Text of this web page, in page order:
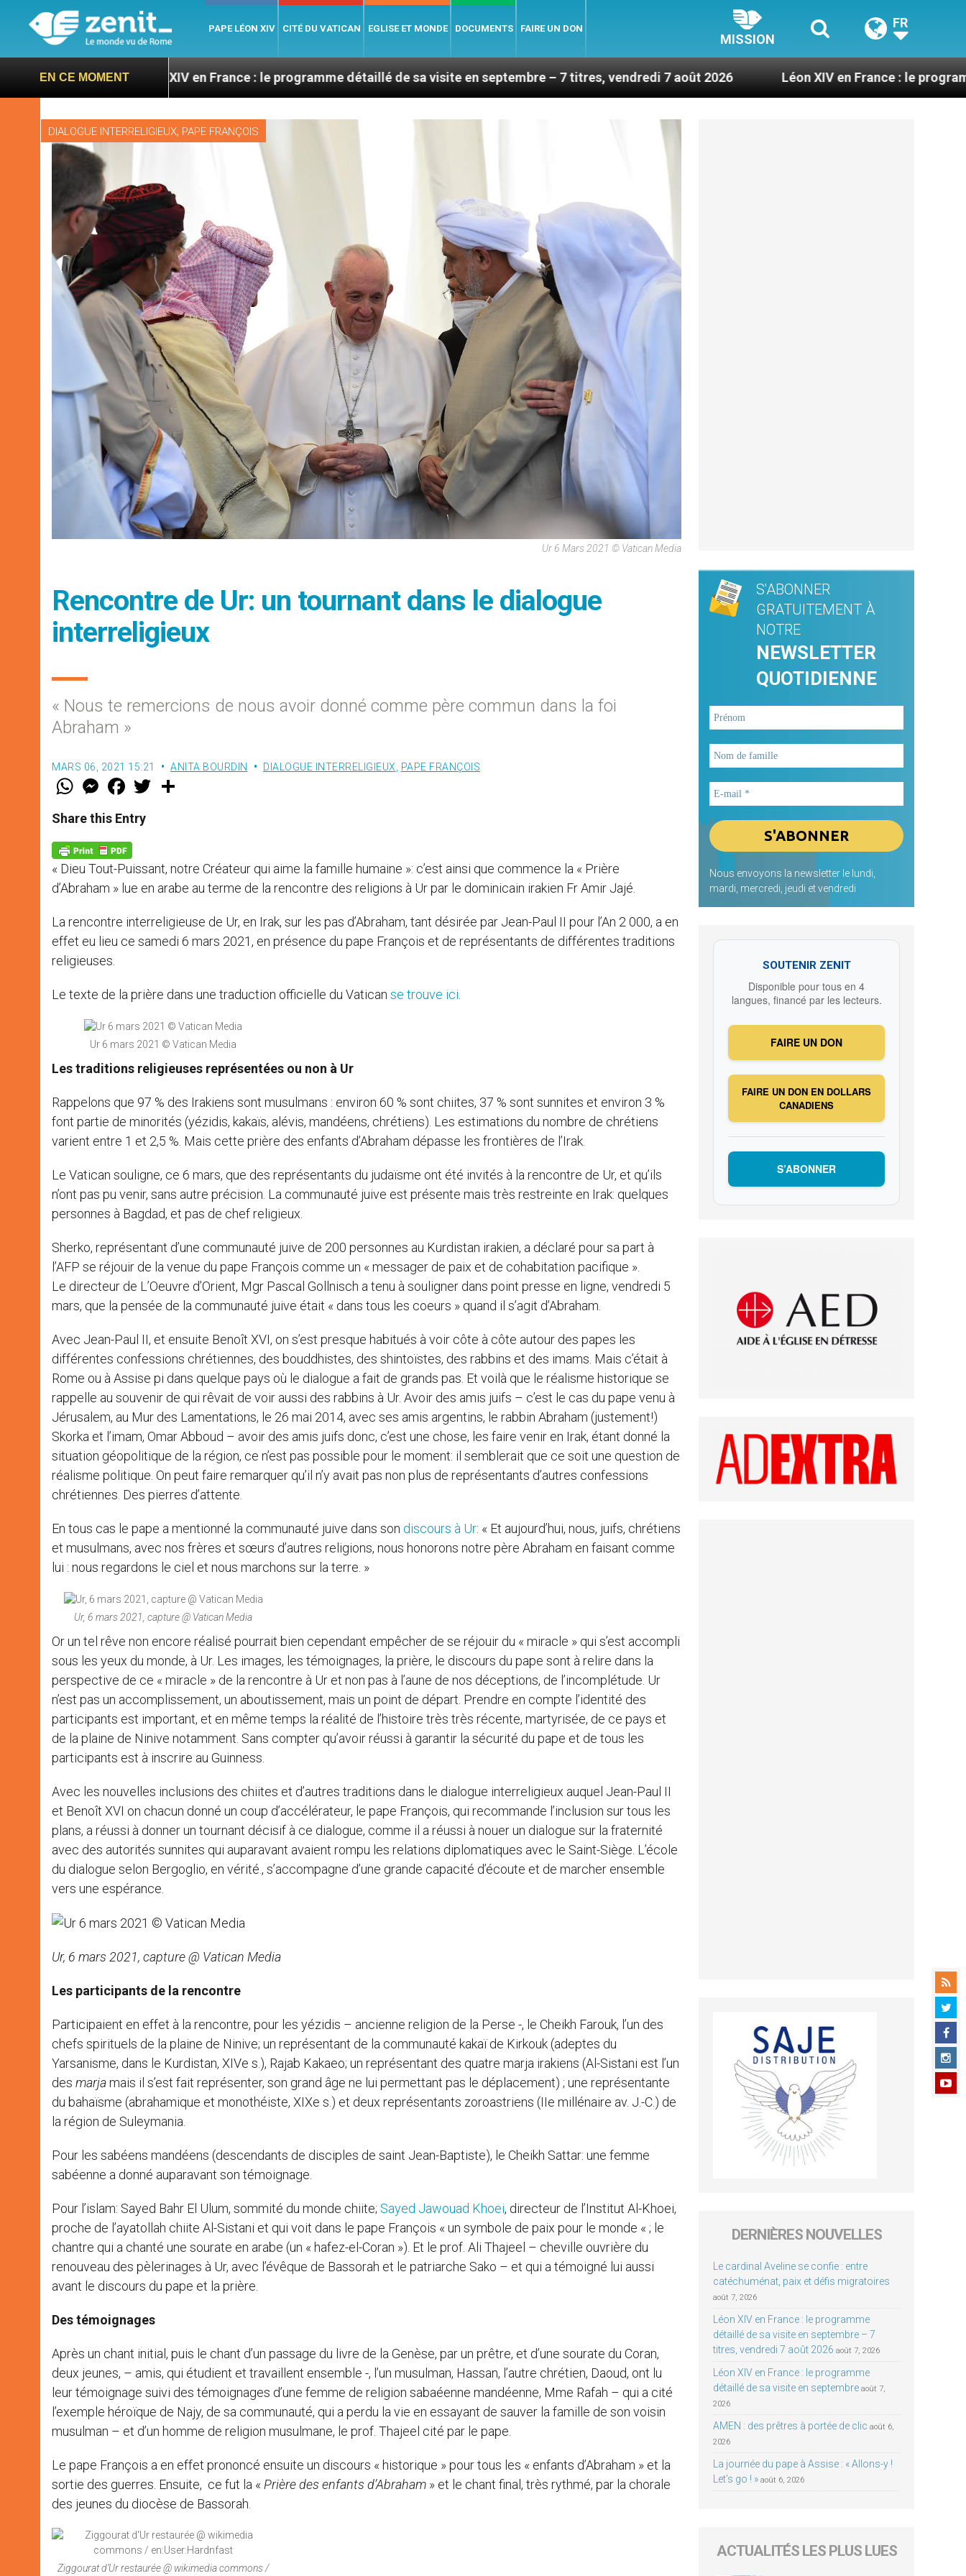
PAPE LÉON XIV CITÉ DU VATICAN EGLISE ET MONDE DOCUMENTS FAIRE UN DON
MISSION
FR
EN CE MOMENT
Léon XIV en France : le programme détaillé de sa visite en septembre – 7 titres, vendredi 7 août 2026 Léon XIV en France : le programme
DIALOGUE INTERRELIGIEUX, PAPE FRANÇOIS
Ur 6 Mars 2021 © Vatican Media
Rencontre de Ur: un tournant dans le dialogue
interreligieux
« Nous te remercions de nous avoir donné comme père commun dans la foi
Abraham »
MARS 06, 2021 15:21 ANITA BOURDIN DIALOGUE INTERRELIGIEUX PAPE FRANÇOIS
W
t
s
p
p
M
e
s
e
g
e
r
F
a
e
b
k
w
Share this Entry
« Dieu Tout-Puissant, notre Créateur qui aime la famille humaine »: c’est ainsi que commence la « Prière
d’Abraham » lue en arabe au terme de la rencontre des religions à Ur par le dominicain irakien Fr Amir Jajé.
La rencontre interreligieuse de Ur, en Irak, sur les pas d’Abraham, tant désirée par Jean-Paul II pour l’An 2 000, a en
effet eu lieu ce samedi 6 mars 2021, en présence du pape François et de représentants de différentes traditions
religieuses.
Le texte de la prière dans une traduction officielle du Vatican se trouve ici
Ur 6 mars 2021 © Vatican Media
Lestraditions religieuses représentées ou non à Ur
Rappelons que 97 % des Irakiens sont musulmans : environ 60 % sont chiites, 37 % sont sunnites et environ 3 %
font partie de minorités (yézidis, kakaïs, alévis, mandéens, chrétiens). Les estimations du nombre de chrétiens
varient entre 1 et 2,5 %. Mais cette prière des enfants d’Abraham dépasse les frontières de l’Irak.
Le Vatican souligne, ce 6 mars, que des représentants du judaïsme ont été invités à la rencontre de Ur, et qu’ils
n’ont pas pu venir, sans autre précision. La communauté juive est présente mais très restreinte en Irak: quelques
personnes à Bagdad, et pas de chef religieux.
Sherko, représentant d’une communauté juive de 200 personnes au Kurdistan irakien, a déclaré pour sa part à
l’AFP se réjouir de la venue du pape François comme un « messager de paix et de cohabitation pacifique ».
Le directeur de L’Oeuvre d’Orient, Mgr Pascal Gollnisch a tenu à souligner dans point presse en ligne, vendredi 5
mars, que la pensée de la communauté juive était « dans tous les coeurs » quand il s’agit d’Abraham.
Avec Jean-Paul II, et ensuite Benoît XVI, on s’est presque habitués à voir côte à côte autour des papes les
différentes confessions chrétiennes, des bouddhistes, des shintoïstes, des rabbins et des imams. Mais c’était à
Rome ou à Assise pi dans quelque pays où le dialogue a fait de grands pas. Et voilà que le réalisme historique se
rappelle au souvenir de qui rêvait de voir aussi des rabbins à Ur. Avoir des amis juifs – c’est le cas du pape venu à
Jérusalem, au Mur des Lamentations, le 26 mai 2014, avec ses amis argentins, le rabbin Abraham (justement!)
Skorka et l’imam, Omar Abboud – avoir des amis juifs donc, c’est une chose, les faire venir en Irak, étant donné la
situation géopolitique de la région, ce n’est pas possible pour le moment: il semblerait que ce soit une question de
réalisme politique. On peut faire remarquer qu’il n’y avait pas non plus de représentants d’autres confessions
chrétiennes. Des pierres d’attente.
En tous cas le pape a mentionné la communauté juive dans son discours à Ur: « Et aujourd’hui, nous, juifs, chrétiens
et musulmans, avec nos frères et sœurs d’autres religions, nous honorons notre père Abraham en faisant comme
lui : nous regardons le ciel et nous marchons sur la terre. »
Ur, 6 mars 2021, capture @ Vatican Media
Or un tel rêve non encore réalisé pourrait bien cependant empêcher de se réjouir du « miracle » qui s’est accompli
sous les yeux du monde, à Ur. Les images, les témoignages, la prière, le discours du pape sont à relire dans la
perspective de ce « miracle » de la rencontre à Ur et non pas à l’aune de nos déceptions, de l’incomplétude. Ur
n’est pas un accomplissement, un aboutissement, mais un point de départ. Prendre en compte l’identité des
participants est important, et en même temps la réalité de l’histoire très très récente, martyrisée, de ce pays et
de la plaine de Ninive notamment. Sans compter qu’avoir réussi à garantir la sécurité du pape et de tous les
participants est à inscrire au Guinness.
Avec les nouvelles inclusions des chiites et d’autres traditions dans le dialogue interreligieux auquel Jean-Paul II
et Benoît XVI on chacun donné un coup d’accélérateur, le pape François, qui recommande l’inclusion sur tous les
plans, a réussi à donner un tournant décisif à ce dialogue, comme il a réussi à nouer un dialogue sur la fraternité
avec des autorités sunnites qui auparavant avaient rompu les relations diplomatiques avec le Saint-Siège. L’école
du dialogue selon Bergoglio, en vérité., s’accompagne d’une grande capacité d’écoute et de marcher ensemble
vers une espérance.
Ur, 6 mars 2021, capture @ Vatican Media
Les participants de la rencontre
Participaient en effet à la rencontre, pour les yézidis – ancienne religion de la Perse -, le Cheikh Farouk, l’un des
chefs spirituels de la plaine de Ninive; un représentant de la communauté kakaï de Kirkouk (adeptes du
Yarsanisme, dans le Kurdistan, XIVe s.), Rajab Kakaeo; un représentant des quatre marja irakiens (Al-Sistani est l’un
des marjamais il s’est fait représenter, son grand âge ne lui permettant pas le déplacement) ; une représentante
du bahaïsme (abrahamique et monothéiste, XIXe s.) et deux représentants zoroastriens (IIe millénaire av. J.-C.) de
la région de Suleymania.
Pour les sabéens mandéens (descendants de disciples de saint Jean-Baptiste), le Cheikh Sattar: une femme
sabéenne a donné auparavant son témoignage.
Pour l’islam: Sayed Bahr El Ulum, sommité du monde chiite; Sayed Jawouad Khoei, directeur de l’Institut Al-Khoei,
proche de l’ayatollah chiite Al-Sistani et qui voit dans le pape François « un symbole de paix pour le monde « ; le
chantre qui a chanté une sourate en arabe (un « hafez-el-Coran »). Et le prof. Ali Thajeel – cheville ouvrière du
renouveau des pèlerinages à Ur, avec l’évêque de Bassorah et le patriarche Sako – et qui a témoigné lui aussi
avant le discours du pape et la prière.
Des témoignages
Après un chant initial, puis le chant d’un passage du livre de la Genèse, par un prêtre, et d’une sourate du Coran,
deux jeunes, – amis, qui étudient et travaillent ensemble -, l’un musulman, Hassan, l’autre chrétien, Daoud, ont lu
leur témoignage suivi des témoignages d’une femme de religion sabaéenne mandéenne, Mme Rafah – qui a cité
l’exemple héroïque de Najy, de sa communauté, qui a perdu la vie en essayant de sauver la famille de son voisin
musulman – et d’un homme de religion musulmane, le prof. Thajeel cité par le pape.
Le pape François a en effet prononcé ensuite un discours « historique » pour tous les « enfants d’Abraham » et la
sortie des guerres. Ensuite, ce fut la « Prière des enfants d’Abraham » et le chant final, très rythmé, par la chorale
des jeunes du diocèse de Bassorah.
Ziggourat d’Ur restaurée @ wikimedia commons /
S'ABONNER
GRATUITEMENT À
NOTRE
NEWSLETTER
QUOTIDIENNE
Nous envoyons la newsletter le lundi,
mardi, mercredi, jeudi et vendredi
SOUTENIR ZENIT
Disponible pour tous en 4
langues, financé par les lecteurs.
FAIRE UN DON
FAIRE UN DON EN DOLLARS
CANADIENS
S’ABONNER
DERNIÈRES NOUVELLES
Le cardinal Aveline se confie : entre
catéchuménat, paix et défis migratoires
août 7, 2026
Léon XIV en France : le programme
détaillé de sa visite en septembre – 7
titres, vendredi 7 août 2026 août 7, 2026
Léon XIV en France : le programme
détaillé de sa visite en septembre août 7,
2026
AMEN : des prêtres à portée de clic août 6,
2026
La journée du pape à Assise : « Allons-y !
Let’s go ! » août 6, 2026
ACTUALITÉS LES PLUS LUES